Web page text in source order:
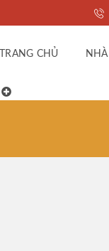
TRANG CHỦ NHÀ